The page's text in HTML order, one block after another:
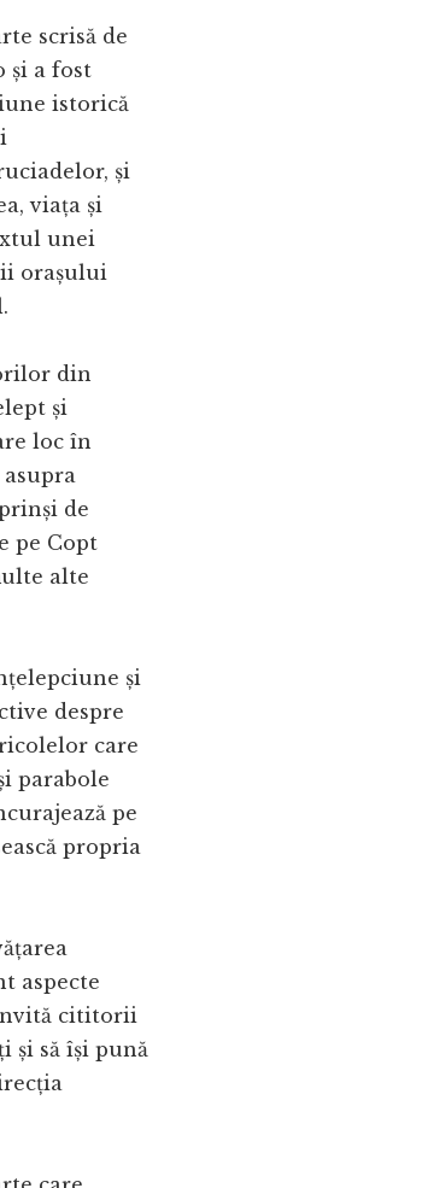
scrisă de
și a fost
istorică
și
viața și
unei
orașului
din
și
loc în
de
pe Copt
alte
și
despre
care
parabole
pe
propria
aspecte
cititorii
și să își pună